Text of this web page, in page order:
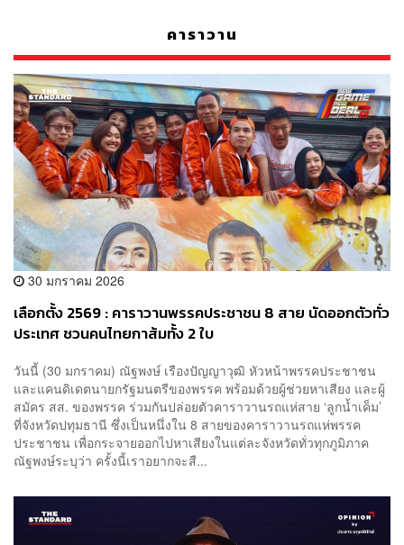
คาราวาน
30 มกราคม 2026
เลือกตั้ง 2569 : คาราวานพรรคประชาชน 8 สาย นัดออกตัวทั่ว
ประเทศ ชวนคนไทยกาส้มทั้ง 2 ใบ
วันนี้ (30 มกราคม) ณัฐพงษ์ เรืองปัญญาวุฒิ หัวหน้าพรรคประชาชน
และแคนดิเดตนายกรัฐมนตรีของพรรค พร้อมด้วยผู้ช่วยหาเสียง และผู้
สมัคร สส. ของพรรค ร่วมกันปล่อยตัวคาราวานรถแห่สาย ‘ลูกน้ำเค็ม’
ที่จังหวัดปทุมธานี ซึ่งเป็นหนึ่งใน 8 สายของคาราวานรถแห่พรรค
ประชาชน เพื่อกระจายออกไปหาเสียงในแต่ละจังหวัดทั่วทุกภูมิภาค
ณัฐพงษ์ระบุว่า ครั้งนี้เราอยากจะสื...